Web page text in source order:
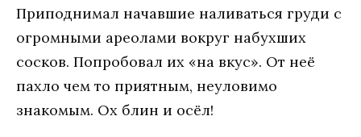
Приподнимал начавшие наливаться груди с
огромными ареолами вокруг набухших
сосков. Попробовал их «на вкус». От неё
пахло чем то приятным, неуловимо
знакомым. Ох блин и осёл!